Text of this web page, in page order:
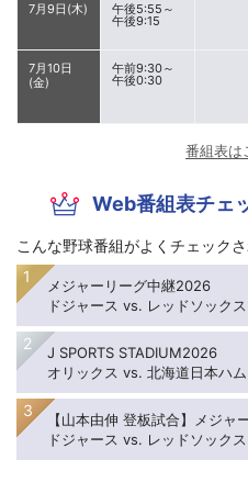
7月9日(木) 午後5:55～
午後9:15
7月10日
(金)
午前9:30～
午後0:30
番組表は
Web番組表チェ
こんな野球番組がよくチェックさ
メジャーリーグ中継2026
ドジャース vs. レッドソック
J SPORTS STADIUM2026
オリックス vs. 北海道日本ハ
【山本由伸 登板試合】メジャ
ドジャース vs. レッドソック